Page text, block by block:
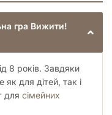
гра Вижити!
8 років. Завдяки
як для дітей, так і
для сімейних